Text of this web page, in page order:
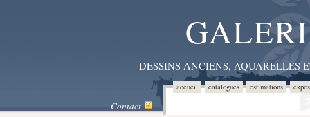
DESSINS ANCIENS,
accueil catalogues estimations
Contact